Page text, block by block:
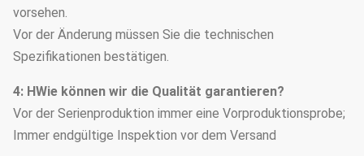
vorsehen.
Vor der Änderung müssen Sie die technischen
Spezifikationen bestätigen.
4: HWie können wir die Qualität garantieren?
Vor der Serienproduktion immer eine Vorproduktionsprobe;
Immer endgültige Inspektion vor dem Versand